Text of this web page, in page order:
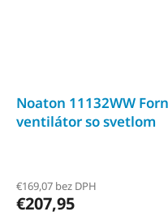
Noaton 11132WW
ventilátor so svetlom
hodnotenie
produktu
€169,07 bez DPH
€207,95